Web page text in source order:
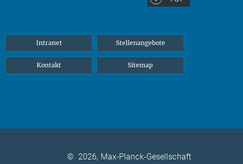
Intranet Stellenangebote
Kontakt Sitemap
© 2026, Max-Planck-Gesellschaft